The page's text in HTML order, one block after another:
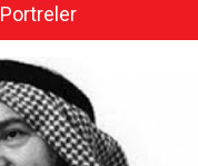
Portreler